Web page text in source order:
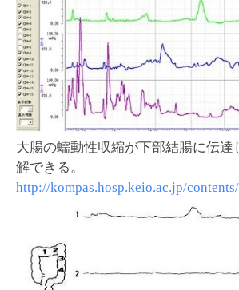
大腸の蠕動性収縮が下部結腸に伝達
解できる。
http://kompas.hosp.keio.ac.jp/